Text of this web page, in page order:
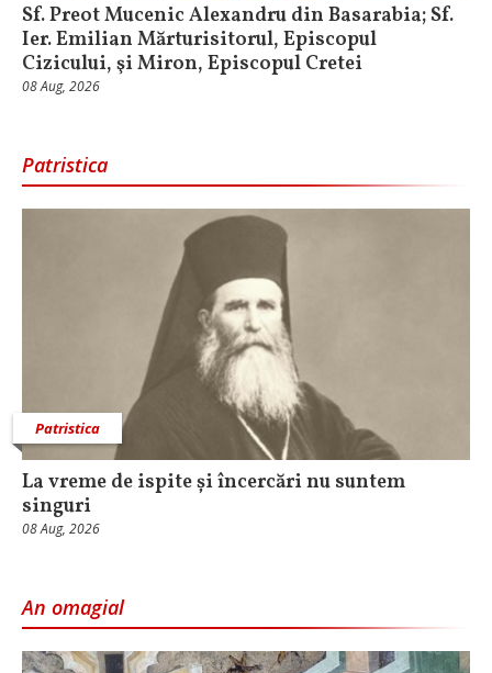
Sf. Preot Mucenic Alexandru din Basarabia; Sf.
Ier. Emilian Mărturisitorul, Episcopul
Cizicului, şi Miron, Episcopul Cretei
08 Aug, 2026
Patristica
Patristica
La vreme de ispite și încercări nu suntem
singuri
08 Aug, 2026
An omagial